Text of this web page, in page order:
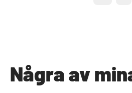
Några av